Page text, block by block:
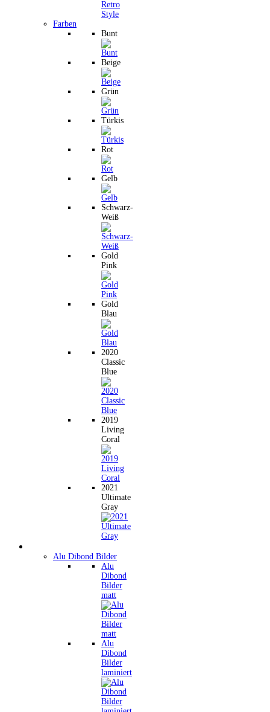
Farben
Bunt
Beige
Grün
Türkis
Rot
Gelb
Schwarz-
Weiß
Gold
Pink
Gold
Blau
2020
Classic
Blue
2019
Living
Coral
2021
Ultimate
Gray
Alu Dibond Bilder
Alu
Dibond
Bilder
matt
Alu
Dibond
Bilder
laminiert